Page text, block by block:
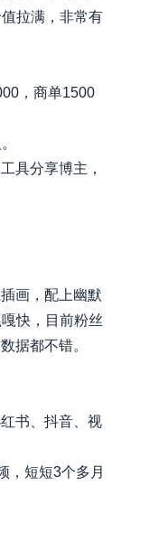
拉满，非常有
，商单1500
具分享博主，
画，配上幽默
快，目前粉丝
据都不错。
书、抖音、视
，短短3个多月